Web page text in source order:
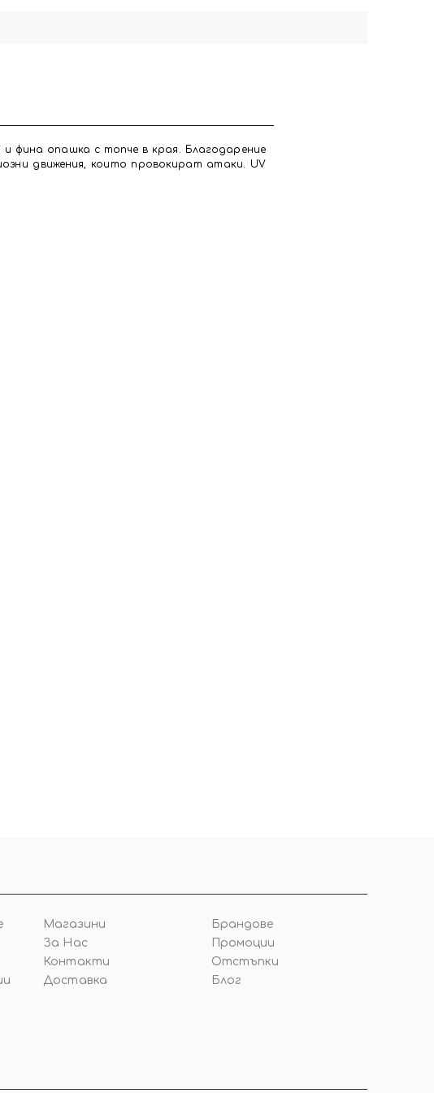
фина опашка с топче в края. Благодарение
движения, които провокират атаки. UV
Магазини
За Нас
Контакти
Доставка
Брандове
Промоции
Отстъпки
Блог